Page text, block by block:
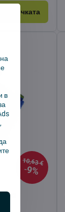
количката
10,63 €
9%
в